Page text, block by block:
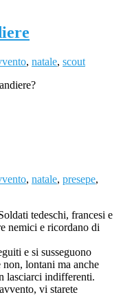
, natale, scout
, natale, presepe,
tedeschi, francesi e
nemici e ricordano di
e si susseguono
non, lontani ma anche
lasciarci indifferenti.
vi starete